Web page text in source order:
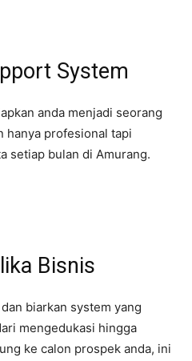
System
anda menjadi seorang
hanya profesional tapi
setiap bulan di Amurang.
Bisnis
biarkan system yang
mengedukasi hingga
ke calon prospek anda, ini